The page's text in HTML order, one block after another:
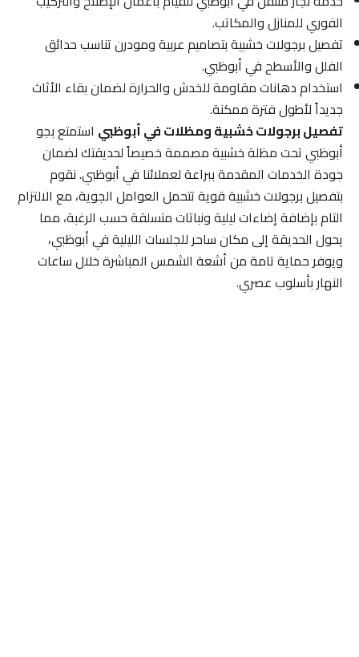
الفوري للمنازل والمكاتب.
تفصيل برجولات خشبية بتصاميم عربية ومودرن تناسب حدائق
الفلل والأسطح في أبوظبي.
استخدام دهانات مقاومة للخدش والحرارة لضمان بقاء الأثاث
جديداً لأطول فترة ممكنة.
تفصيل برجولات خشبية ومظلات في أبوظبياستمتع بجو
أبوظبي تحت مظلة خشبية مصممة خصيصاً لحديقتك لضمان
جودة الخدمات المقدمة ببراعة لعملائنا في أبوظبي. نقوم
بتفصيل برجولات خشبية قوية تتحمل العوامل الجوية، مع الالتزام
التام بإضافة إضاءات ليلية ونباتات متسلقة حسب الرغبة، مما
يحول الحديقة إلى مكان ساحر للجلسات الليلية في أبوظبي،
ويوفر حماية تامة من أشعة الشمس المباشرة خلال ساعات
النهار بأسلوب عصري.